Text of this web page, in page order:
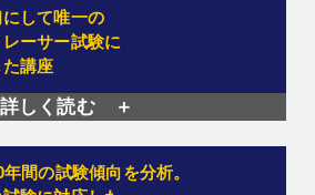
にして唯一の
ーサー試験に
講座
詳しく読む ＋
間の試験傾向を分析。